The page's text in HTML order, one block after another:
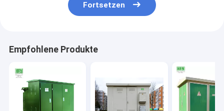
Fortsetzen
Empfohlene Produkte